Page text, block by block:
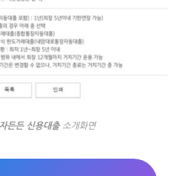
든든 신용대출소개화면